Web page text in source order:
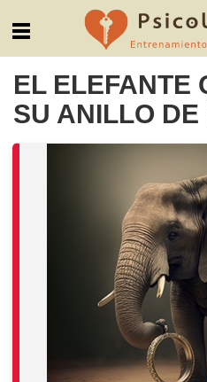
EL ELEFANTE
SU ANILLO